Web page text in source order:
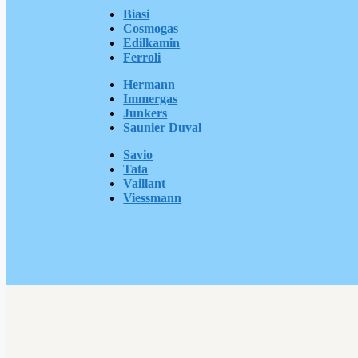
Biasi
Cosmogas
Edilkamin
Ferroli
Hermann
Immergas
Junkers
Saunier Duval
Savio
Tata
Vaillant
Viessmann